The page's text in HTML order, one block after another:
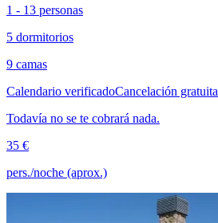
1 - 13 personas
5 dormitorios
9 camas
Calendario verificadoCancelación gratuita
Todavía no se te cobrará nada.
35 €
pers./noche (aprox.)